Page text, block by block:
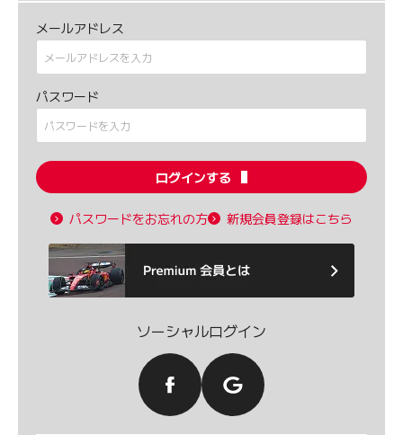
メールアドレス
パスワード
ログインする
パスワードをお忘れの方 新規会員登録はこちら
ソーシャルログイン